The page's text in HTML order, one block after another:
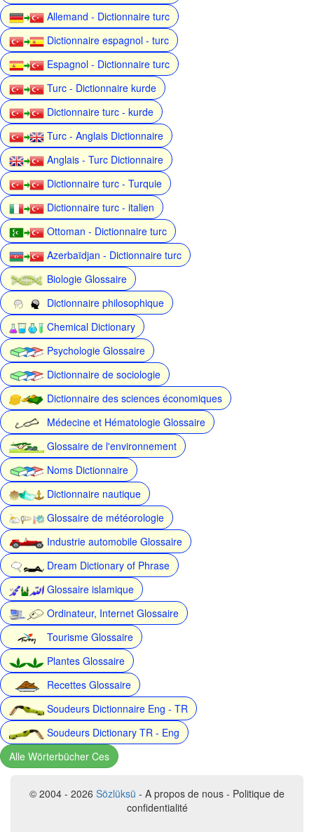
Allemand - Dictionnaire turc
Dictionnaire espagnol - turc
Espagnol - Dictionnaire turc
Turc - Dictionnaire kurde
Dictionnaire turc - kurde
Turc - Anglais Dictionnaire
Anglais - Turc Dictionnaire
Dictionnaire turc - Turquie
Dictionnaire turc - italien
Ottoman - Dictionnaire turc
Azerbaïdjan - Dictionnaire turc
Biologie Glossaire
Dictionnaire philosophique
Chemical Dictionary
Psychologie Glossaire
Dictionnaire de sociologie
Dictionnaire des sciences économiques
Médecine et Hématologie Glossaire
Glossaire de l'environnement
Noms Dictionnaire
Dictionnaire nautique
Glossaire de météorologie
Industrie automobile Glossaire
Dream Dictionary of Phrase
Glossaire islamique
Ordinateur, Internet Glossaire
Tourisme Glossaire
Plantes Glossaire
Recettes Glossaire
Soudeurs Dictionnaire Eng - TR
Soudeurs Dictionary TR - Eng
Alle Wörterbücher Ces
© 2004 - 2026 Sözlüksü - A propos de nous - Politique de
confidentialité